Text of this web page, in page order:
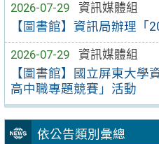
2026-07-29
資訊媒體組
【圖書館】資訊局辦理「
2026-07-29
資訊媒體組
【圖書館】國立屏東大學
高中職專題競賽」活動
依公告類別彙總